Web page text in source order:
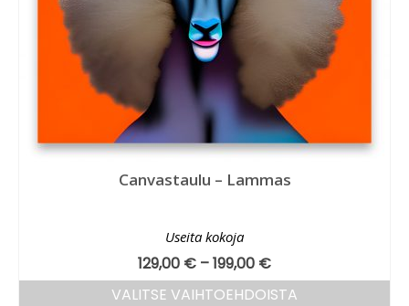
Canvastaulu – Lammas
Useita kokoja
129,00 € –199,00 €
VALITSE VAIHTOEHDOISTA